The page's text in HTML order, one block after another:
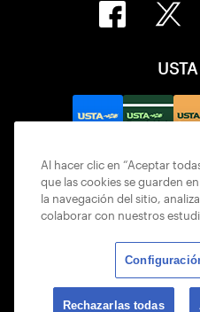
© 2026 USTA ALL
Al hacer clic en “Aceptar
que las cookies se guarden
la navegación del sitio,
colaborar con nuestros
Rechazarlas todas